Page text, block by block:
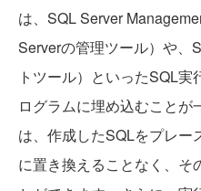
は、SQL Server
Serverの管理ツール）や、
トツール）といったSQL
ログラムに埋め込むこと
は、作成したSQLをプレー
に置き換えることなく、そ